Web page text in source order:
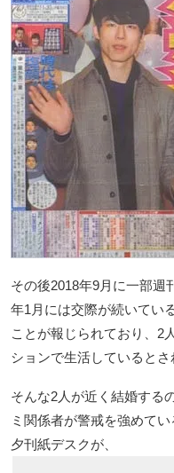
その後2018年9月に一部週
年1月には交際が続いてい
ことが報じられており、2
ションで生活しているとさ
そんな2人が近く結婚する
ミ関係者が警戒を強めて
夕刊紙デスクが、